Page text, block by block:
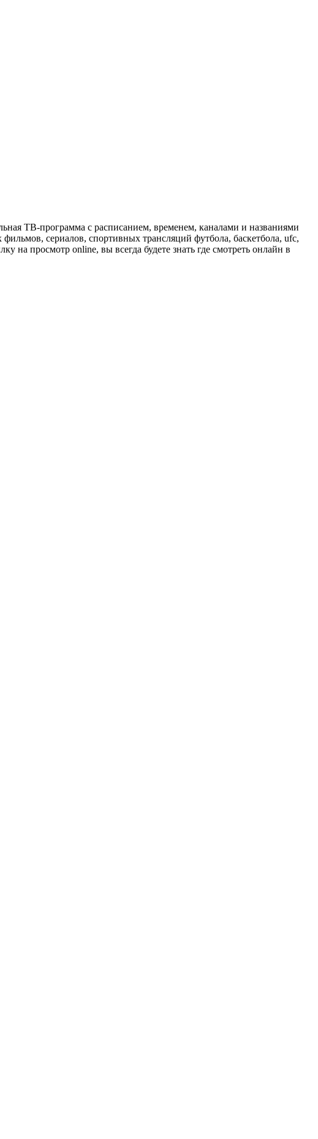
ТВ-программа с расписанием, временем, каналами и названиями
сериалов, спортивных трансляций футбола, баскетбола, ufc,
на просмотр online, вы всегда будете знать где смотреть онлайн в